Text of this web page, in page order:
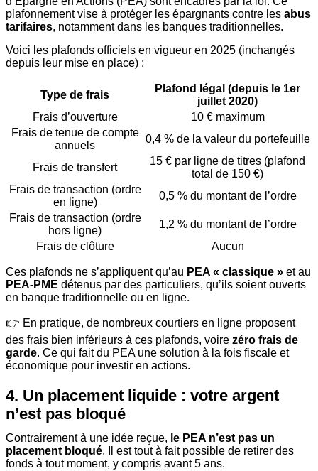
plafonnement vise à protéger les épargnants contre les abus
tarifaires, notamment dans les banques traditionnelles.
Voici les plafonds officiels en vigueur en 2025 (inchangés
depuis leur mise en place) :
Type de frais
Plafond légal (depuis le 1er
juillet 2020)
Frais d’ouverture
10 € maximum
Frais de tenue de compte
annuels
0,4 % de la valeur du portefeuille
Frais de transfert
15 € par ligne de titres (plafond
total de 150 €)
Frais de transaction (ordre
en ligne)
0,5 % du montant de l’ordre
Frais de transaction (ordre
hors ligne)
1,2 % du montant de l’ordre
Frais de clôture
Aucun
Ces plafonds ne s’appliquent qu’au PEA « classique » et au
PEA-PME détenus par des particuliers, qu’ils soient ouverts
en banque traditionnelle ou en ligne.
👉 En pratique, de nombreux courtiers en ligne proposent
des frais bien inférieurs à ces plafonds, voire zéro frais de
garde. Ce qui fait du PEA une solution à la fois fiscale et
économique pour investir en actions.
4. Un placement liquide : votre argent
n’est pas bloqué
Contrairement à une idée reçue, le PEA n’est pas un
placement bloqué. Il est tout à fait possible de retirer des
fonds à tout moment, y compris avant 5 ans.